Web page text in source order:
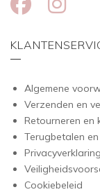
Algemene
Verzenden en
Retourneren en
Terugbetalen
Privacyverklaring
Cookiebeleid